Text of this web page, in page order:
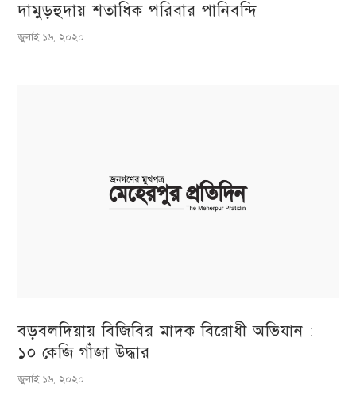
দামুড়হুদায় শতাধিক পরিবার পানিবন্দি
জুলাই ১৬, ২০২০
বড়বলদিয়ায় বিজিবির মাদক বিরোধী অভিযান :
১০ কেজি গাঁজা উদ্ধার
জুলাই ১৬, ২০২০